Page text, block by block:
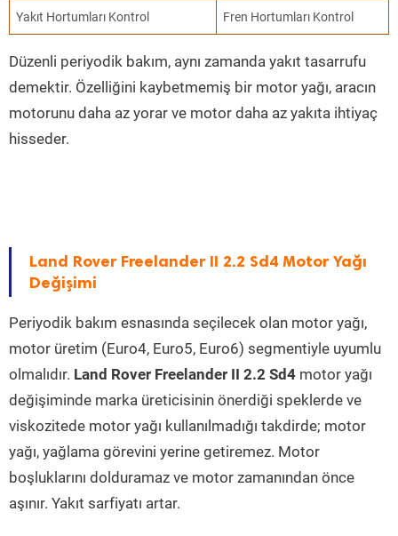
Yakıt Hortumları Kontrol Fren Hortumları Kontrol
Düzenli periyodik bakım, aynı zamanda yakıt tasarrufu
demektir. Özelliğini kaybetmemiş bir motor yağı, aracın
motorunu daha az yorar ve motor daha az yakıta ihtiyaç
hisseder.
Land Rover Freelander II 2.2 Sd4 Motor Yağı
Değişimi
Periyodik bakım esnasında seçilecek olan motor yağı,
motor üretim (Euro4, Euro5, Euro6) segmentiyle uyumlu
olmalıdır. Land Rover Freelander II 2.2 Sd4 motor yağı
değişiminde marka üreticisinin önerdiği speklerde ve
viskozitede motor yağı kullanılmadığı takdirde; motor
yağı, yağlama görevini yerine getiremez. Motor
boşluklarını dolduramaz ve motor zamanından önce
aşınır. Yakıt sarfiyatı artar.